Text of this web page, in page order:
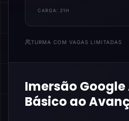
CARGA: 21H
TURMA COM VAGAS LIMITADAS
Imersão Google
Básico ao